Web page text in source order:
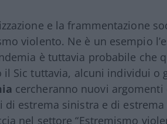
e la frammentazione
violento. Ne è un esempio
è tuttavia probabile che
il Sic tuttavia, alcuni individui o
cercheranno nuovi
di estrema sinistra e di
nel settore “Estremismo